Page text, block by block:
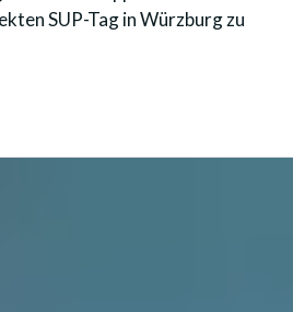
SUP-Tag in Würzburg zu